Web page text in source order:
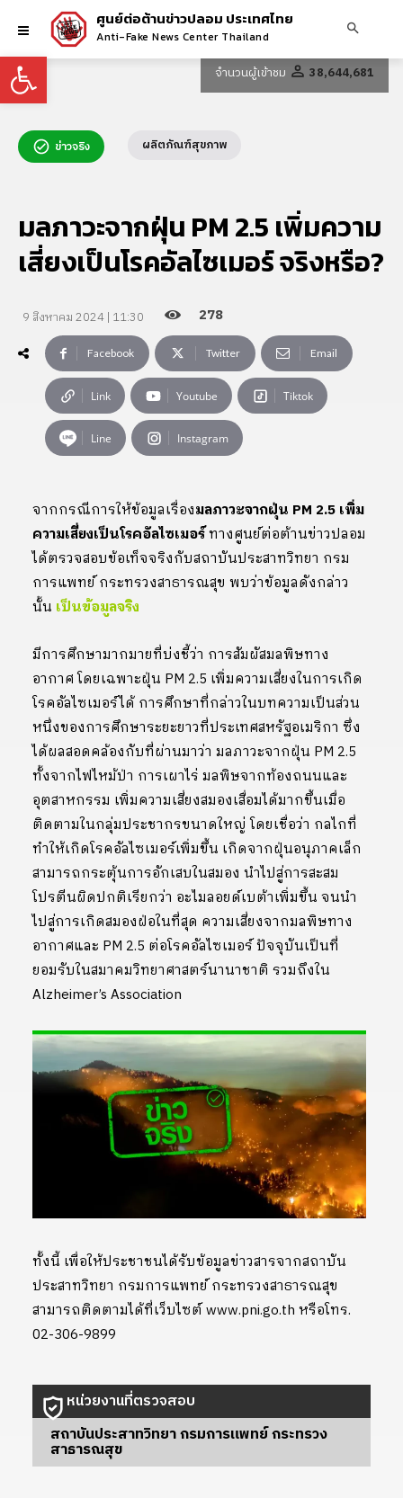
Open toolbar
ศูนย์ต่อต้านข่าวปลอม ประเทศไทย
Anti-Fake News Center Thailand
จำนวนผู้เข้าชม 38,644,681
ข่าวจริง ผลิตภัณฑ์สุขภาพ
มลภาวะจากฝุ่น PM 2.5 เพิ่มความ
เสี่ยงเป็นโรคอัลไซเมอร์ จริงหรือ?
9 สิงหาคม 2024 | 11:30 278
Facebook Twitter Email
Link Youtube Tiktok
Line Instagram
จากกรณีการให้ข้อมูลเรื่องมลภาวะจากฝุ่น PM 2.5 เพิ่ม
ความเสี่ยงเป็นโรคอัลไซเมอร์ทางศูนย์ต่อต้านข่าวปลอม
ได้ตรวจสอบข้อเท็จจริงกับสถาบันประสาทวิทยา กรม
การแพทย์ กระทรวงสาธารณสุข พบว่าข้อมูลดังกล่าว
นั้น เป็นข้อมูลจริง
มีการศึกษามากมายที่บ่งชี้ว่า การสัมผัสมลพิษทาง
อากาศ โดยเฉพาะฝุ่น PM 2.5 เพิ่มความเสี่ยงในการเกิด
โรคอัลไซเมอร์ได้ การศึกษาที่กล่าวในบทความเป็นส่วน
หนึ่งของการศึกษาระยะยาวที่ประเทศสหรัฐอเมริกา ซึ่ง
ได้ผลสอดคล้องกับที่ผ่านมาว่า มลภาวะจากฝุ่น PM 2.5
ทั้งจากไฟไหม้ป่า การเผาไร่ มลพิษจากท้องถนนและ
อุตสาหกรรม เพิ่มความเสี่ยงสมองเสื่อมได้มากขึ้นเมื่อ
ติดตามในกลุ่มประชากรขนาดใหญ่ โดยเชื่อว่า กลไกที่
ทำให้เกิดโรคอัลไซเมอร์เพิ่มขึ้น เกิดจากฝุ่นอนุภาคเล็ก
สามารถกระตุ้นการอักเสบในสมอง นำไปสู่การสะสม
โปรตีนผิดปกติเรียกว่า อะไมลอยด์เบต้าเพิ่มขึ้น จนนำ
ไปสู่การเกิดสมองฝ่อในที่สุด ความเสี่ยงจากมลพิษทาง
อากาศและ PM 2.5 ต่อโรคอัลไซเมอร์ ปัจจุบันเป็นที่
ยอมรับในสมาคมวิทยาศาสตร์นานาชาติ รวมถึงใน
Alzheimer’s Association
ทั้งนี้ เพื่อให้ประชาชนได้รับข้อมูลข่าวสารจากสถาบัน
ประสาทวิทยา กรมการแพทย์ กระทรวงสาธารณสุข
สามารถติดตามได้ที่เว็บไซต์ www.pni.go.th หรือโทร.
02-306-9899
หน่วยงานที่ตรวจสอบ
สถาบันประสาทวิทยา กรมการแพทย์ กระทรวง
สาธารณสุข